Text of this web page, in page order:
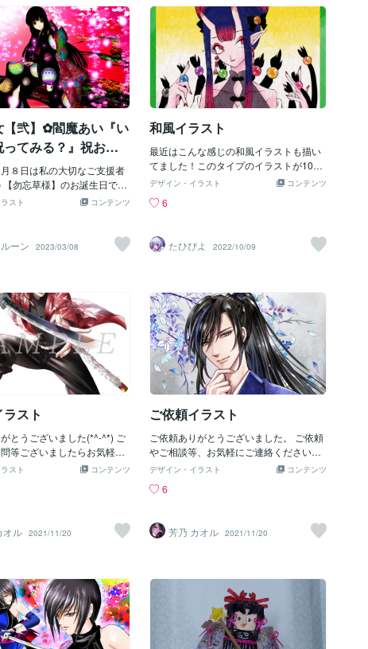
。 決して参考にして頂いた
用されている御家と其処の
侮蔑等する意図はありませ
不快等を覚えられた場合は
す。 以前から少数ですが、
テンツマーケットにもイラ
ておりますので、覗いて頂
幸いです。 ↓こちらが最新
す。https://co
プなどがご入用でしたら是非
ビスをご覧ください！まずは
談ください！お見積もりは
おります。
しさ改めて感じているこの頃です。今回
は、実際の制作事例について書こうと思
います(^-^)アイドルユニットの和風なロ
ゴを制作してほしい！とのご依頼でし
た。お祭りテイストのイベントをされる
とのことで、和風で力強いデザインをご
希望でした。和風デザインは、文字や装
飾に独特なテイストがあります。できる
だけ『和のイメージ』を表現できるよう
の印象に注意して制作しました。鳳凰を
モチーフにしたのは、単に私の好みです
がw空を翔ける、羽ばたく、そんなイメ
ージで制作いたしました。クライアント
く思います！私自身も和のテイストが好
きなので、楽しく制作させていただきま
も増やしていこうと思います(^-^)ご要望
があれば、お気軽にご連絡ください！
【弐】✿閻魔あい『い
ってみる？』祝お誕
草様♥
８日は私の大切なご支援者
【勿忘草様】のお誕生日で
ぜひお祝いしたいと思いま
勿忘草様、お誕生日おめ
ます！！！！！ ｡ﾟ✶ฺ.ヽ(*´∀
！ 特に『地獄少女』がお好き
大感動です！！！！！♥♥♥♥な
地獄少女』を描きたいと思い
！！！ かなり遅れましたがど
合って良かったで
！ ★これまで『地獄少女』イ
彼岸に描くことが多く(汗) 本
岸花】が印象的に使われてま
演出が多かったですが、 そ
家『地獄少女』イラスト集に
ストもちゃんとあります♥
しきれなかったイメージに
ました！！！！！ ★タイト
ゃるので 【弐】を入れたい
♥♥ 気に入って楽しんでいた
コンテンツ
スト
ーン
2023/03/08
和風イラスト
最近はこんな感じの和風イラストも描い
てました！このタイプのイラストが10月
15日までセール中です～！ぜひご検討く
コンテンツ
デザイン・イラスト
6
たひぴよ 2022/10/09
スト
とうございました(*^-^*) ご
等ございましたらお気軽に
いませ。
コンテンツ
スト
オル 2021/11/20
ご依頼イラスト
ご依頼ありがとうございました。 ご依頼
やご相談等、お気軽にご連絡くださいま
せ。
コンテンツ
デザイン・イラスト
6
芳乃 カオル 2021/11/20